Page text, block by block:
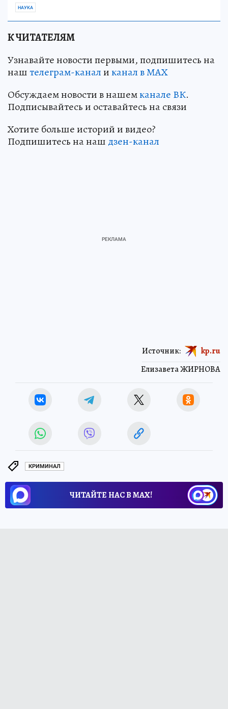
НАУКА
К ЧИТАТЕЛЯМ
Узнавайте новости первыми, подпишитесь на
наштелеграм-каналиканал в МАХ
Обсуждаем новости в нашемканале ВК.
Подписывайтесь и оставайтесь на связи
Хотите больше историй и видео?
Подпишитесь на наш дзен-канал
Елизавета ЖИРНОВА
Источник: kp.ru
КРИМИНАЛ
ЧИТАЙТЕ НАС В МАХ!